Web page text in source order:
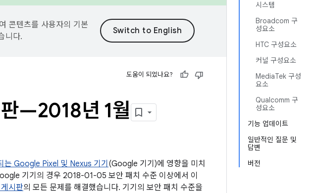
시스템
Broadcom 구
성요소
HTC 구성요소
커널 구성요소
MediaTek 구성
요소
Qualcomm 구
성요소
기능 업데이트
일반적인 질문 및
답변
버전
콘텐츠를 사용자의 기본
니다.
도움이 되었나요?
—2018년 1월
는 Google Pixel 및 Nexus 기기 (Google 기기)에 영향을 미치
기기의 경우 2018-01-05 보안 패치 수준 이상에서 이
시판의 모든 문제를 해결했습니다. 기기의 보안 패치 수준을